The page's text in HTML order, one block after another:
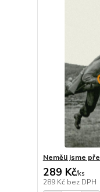
Neměli jsme
289 Kč/ks
289 Kč bez DPH